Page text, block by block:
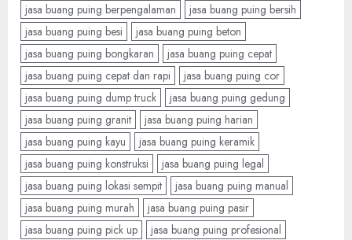
jasa buang puing berpengalaman
jasa buang puing bersih
jasa buang puing besi
jasa buang puing beton
jasa buang puing bongkaran
jasa buang puing cepat
jasa buang puing cepat dan rapi
jasa buang puing cor
jasa buang puing dump truck
jasa buang puing gedung
jasa buang puing granit
jasa buang puing harian
jasa buang puing kayu
jasa buang puing keramik
jasa buang puing konstruksi
jasa buang puing legal
jasa buang puing lokasi sempit
jasa buang puing manual
jasa buang puing murah
jasa buang puing pasir
jasa buang puing pick up
jasa buang puing profesional